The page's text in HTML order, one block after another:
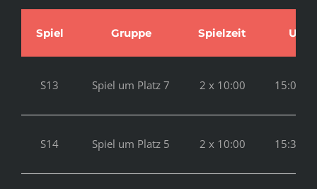
Spiel Gruppe Spielzeit
S13 Spiel um Platz 7 2 x 10:00 15:00 –
S14 Spiel um Platz 5 2 x 10:00 15:35 –